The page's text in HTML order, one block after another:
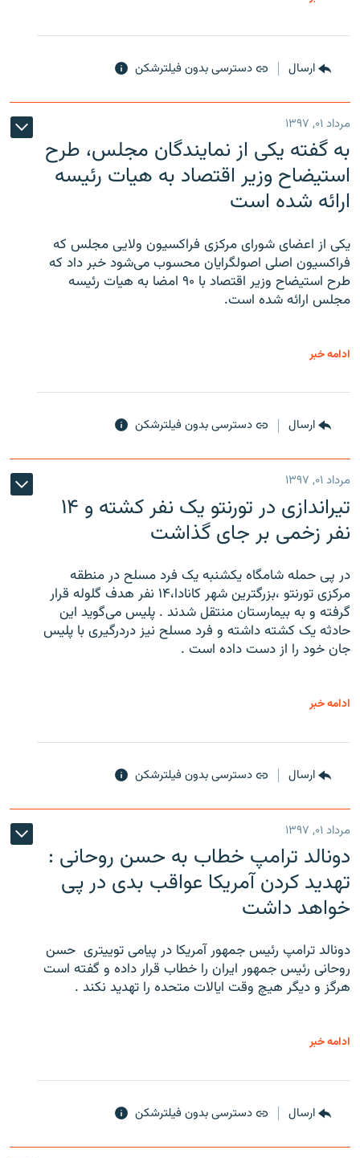
ارسال دسترسی بدون فیلترشکن
مرداد ۰۱, ۱۳۹۷
به گفته یکی از نمایندگان مجلس، طرح
استیضاح وزیر اقتصاد به هیات رئیسه
ارائه شده است
یکی از اعضای شورای مرکزی فراکسیون ولایی مجلس که
فراکسیون اصلی اصولگرایان محسوب می‌شود خبر داد که
طرح استیضاح وزیر اقتصاد با ۹۰ امضا به هیات رئیسه
مجلس ارائه شده است.
ادامه خبر
ارسال دسترسی بدون فیلترشکن
مرداد ۰۱, ۱۳۹۷
تیراندازی در تورنتو یک نفر کشته و ۱۴
نفر زخمی بر جای گذاشت
در پی حمله شامگاه یکشنبه یک فرد مسلح در منطقه
مرکزی تورنتو ،‌بزرگترین شهر کانادا،۱۴ نفر هدف گلوله قرار
گرفته و به بیمارستان منتقل شدند . پلیس می‌گوید این
حادثه یک کشته داشته و فرد مسلح نیز دردرگیری با پلیس
جان خود را از دست داده است .
ادامه خبر
ارسال دسترسی بدون فیلترشکن
مرداد ۰۱, ۱۳۹۷
دونالد ترامپ خطاب به حسن روحانی :
تهدید کردن آمریکا عواقب بدی در پی
خواهد داشت
دونالد ترامپ رئیس جمهور آمریکا در پیامی توییتری ‌ حسن
روحانی رئیس جمهور ایران را خطاب قرار داده و گفته است
هرگز و دیگر هیچ وقت ایالات متحده را تهدید نکند .
ادامه خبر
ارسال دسترسی بدون فیلترشکن